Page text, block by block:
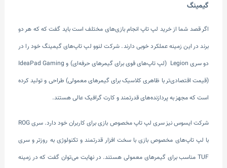
گیمینگ
اگر قصد شما از خرید لپ تاپ انجام بازی‌های مختلف است باید گفت که که هر دو
برند در این زمینه عملکرد خوبی دارند. شرکت لنوو لپ تاپ‌های گیمینگ خود را در
دو سری Legion (لپ تاپ‌های قوی برای گیمرهای حرفه‌ا‌ی) و IdeaPad Gaming
(قیمت اقتصادی‌تر با ظاهری کلاسیک برای گیمرهای معمولی) طراحی و تولید کرده
است که مجهز به پردازنده‌های قدرتمند و کارت گرافیک عالی هستند.
شرکت ایسوس نیز سری لپ تاپ مخصوص بازی برای کاربران خود دارد. سری ROG
با لپ تاپ‌های مخصوص بازی با سخت افزار قدرتمند و تکنولوژی به روزتر و سری
TUF مناسب برای گیمرهای معمولی هستند. در نهایت می‌توان گفت که در زمینه